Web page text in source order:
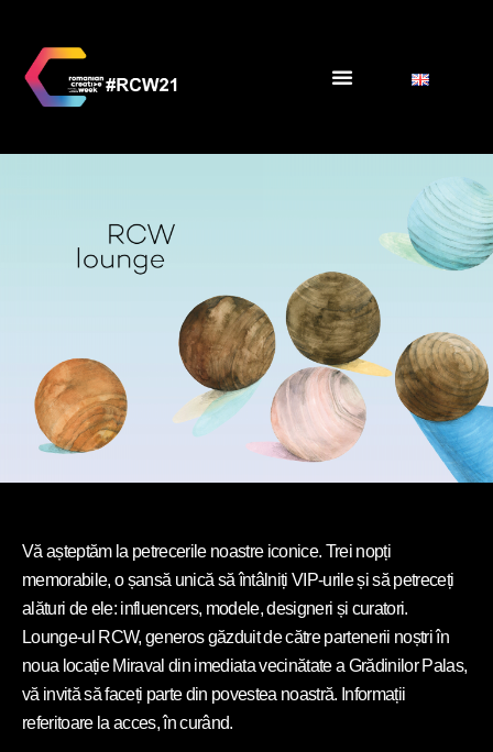
Vă așteptăm la petrecerile noastre iconice. Trei nopți
memorabile, o șansă unică să întâlniți VIP-urile și să petreceți
alături de ele: influencers, modele, designeri și curatori.
Lounge-ul RCW, generos găzduit de către partenerii noștri în
noua locație Miraval din imediata vecinătate a Grădinilor Palas,
vă invită să faceți parte din povestea noastră. Informații
referitoare la acces, în curând.